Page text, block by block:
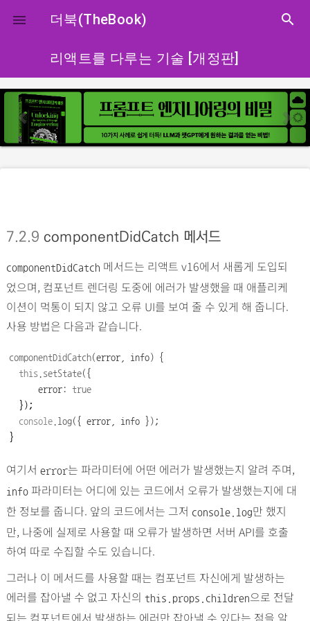
close
 더북(TheBook) search
리액트를 다루는 기술 [개정판]
p
r
e
s
n
e
x
7.2.9 componentDidCatch 메서드
componentDidCatch 메서드는 리액트 v16에서 새롭게 도입되
었으며, 컴포넌트 렌더링 도중에 에러가 발생했을 때 애플리케
이션이 먹통이 되지 않고 오류 UI를 보여 줄 수 있게 해 줍니다.
사용 방법은 다음과 같습니다.
componentDidCatch(error, info) {
this setState({
      error
:
true
  });
console log({ error, info });
}
여기서 error는 파라미터에 어떤 에러가 발생했는지 알려 주며,
info파라미터는 어디에 있는 코드에서 오류가 발생했는지에 대
한 정보를 줍니다. 앞의 코드에서는 그저 console.log만 했지
만, 나중에 실제로 사용할 때 오류가 발생하면 서버 API를 호출
하여 따로 수집할 수도 있습니다.
그러나 이 메서드를 사용할 때는 컴포넌트 자신에게 발생하는
에러를 잡아낼 수 없고 자신의 this.props.children으로 전달
되는 컴포넌트에서 발생하는 에러만 잡아낼 수 있다는 점을 알